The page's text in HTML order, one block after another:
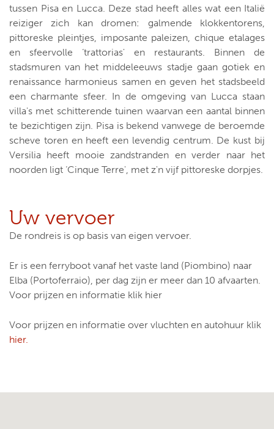
tussen Pisa en Lucca. Deze stad heeft alles wat een Italië
reiziger zich kan dromen: galmende klokkentorens,
pittoreske pleintjes, imposante paleizen, chique etalages
en sfeervolle ‘trattorias' en restaurants. Binnen de
stadsmuren van het middeleeuws stadje gaan gotiek en
renaissance harmonieus samen en geven het stadsbeeld
een charmante sfeer. In de omgeving van Lucca staan
villa's met schitterende tuinen waarvan een aantal binnen
te bezichtigen zijn. Pisa is bekend vanwege de beroemde
scheve toren en heeft een levendig centrum. De kust bij
Versilia heeft mooie zandstranden en verder naar het
noorden ligt ‘Cinque Terre', met z'n vijf pittoreske dorpjes.
Uw vervoer
De rondreis is op basis van eigen vervoer.
Er is een ferryboot vanaf het vaste land (Piombino) naar
Elba (Portoferraio), per dag zijn er meer dan 10 afvaarten.
Voor prijzen en informatie klik hier
Voor prijzen en informatie over vluchten en autohuur klik
hier.